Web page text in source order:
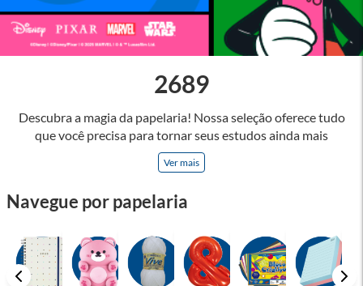
Descubra a magia da papelaria! Nossa seleção oferece tudo
que você precisa para tornar seus estudos ainda mais
inspiradores e produtos que tornarão sua rotina profissional
mais eficiente e agradável. Abrace a arte de escrever,
cores, ideias e possibilidades. Tenha certeza, temos a
encantadora! Seja para estudantes em busca do material
perfeito para suas aulas, profissionais que buscam organizar
seus escritórios, temos tudo que você precisa!
Ver mais
2689
Navegue por papelaria